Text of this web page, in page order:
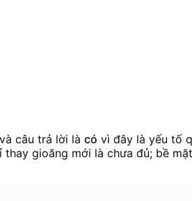
câu trả lời là có vì đây là yếu tố
gioăng mới là chưa đủ; bề